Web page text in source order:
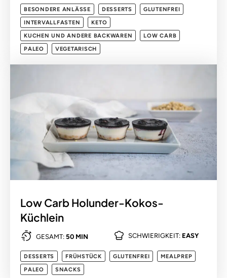
BESONDERE ANLÄSSE DESSERTS
GLUTENFREI
INTERVALLFASTEN
KETO
KUCHEN UND ANDERE BACKWAREN
LOW CARB
PALEO
VEGETARISCH
Low Carb Holunder-Kokos-
Küchlein
GESAMT: 50 MIN SCHWIERIGKEIT: EASY
DESSERTS FRÜHSTÜCK GLUTENFREI
MEALPREP
PALEO
SNACKS